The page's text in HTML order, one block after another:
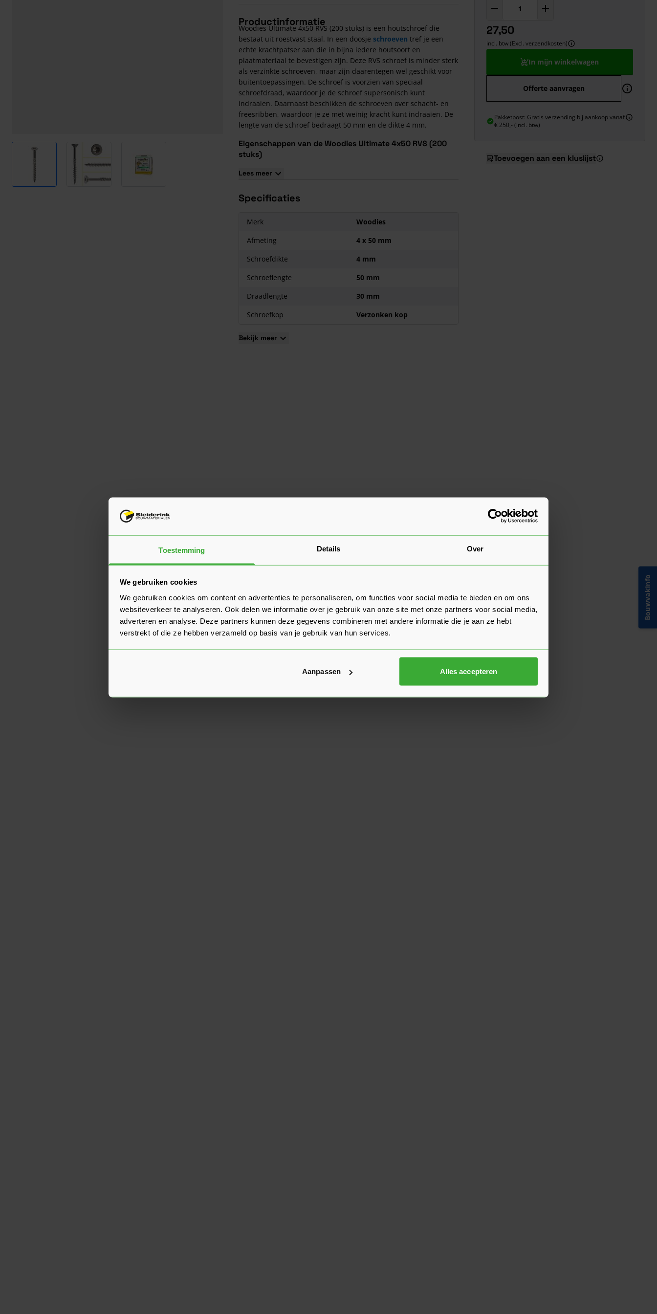
Toestemming Details Over
We gebruiken cookies
We gebruiken cookies om content en advertenties te personaliseren, om functies voor social media te bieden en om ons
websiteverkeer te analyseren. Ook delen we informatie over je gebruik van onze site met onze partners voor social media,
adverteren en analyse. Deze partners kunnen deze gegevens combineren met andere informatie die je aan ze hebt
verstrekt of die ze hebben verzameld op basis van je gebruik van hun services.
Aanpassen Alles accepteren
View larger imageView larger image
Productinformatie
Woodies Ultimate 4x50 RVS (200 stuks) is een houtschroef die
bestaat uit roestvast staal. In een doosje schroeven tref je een
echte krachtpatser aan die in bijna iedere houtsoort en
plaatmateriaal te bevestigen zijn. Deze RVS schroef is minder sterk
als verzinkte schroeven, maar zijn daarentegen wel geschikt voor
buitentoepassingen. De schroef is voorzien van speciaal
schroefdraad, waardoor je de schroef supersonisch kunt
indraaien. Daarnaast beschikken de schroeven over schacht- en
freesribben, waardoor je ze met weinig kracht kunt indraaien. De
lengte van de schroef bedraagt 50 mm en de dikte 4 mm.
Eigenschappen van de Woodies Ultimate 4x50 RVS (200
stuks)
bijbehorend bitje
Lees meer
Specificaties
Merk
Woodies
Afmeting
4 x 50 mm
Schroefdikte
4 mm
Schroeflengte
50 mm
Draadlengte
30 mm
Schroefkop
Verzonken kop
Bekijk meer
27,50
incl. btw (Excl. verzendkosten)
In mijn winkelwagen
Offerte aanvragen
Pakketpost: Gratis verzending bij aankoop vanaf
€ 250,- (incl. btw)
Toevoegen aan een kluslijst
Bouwvakinfo